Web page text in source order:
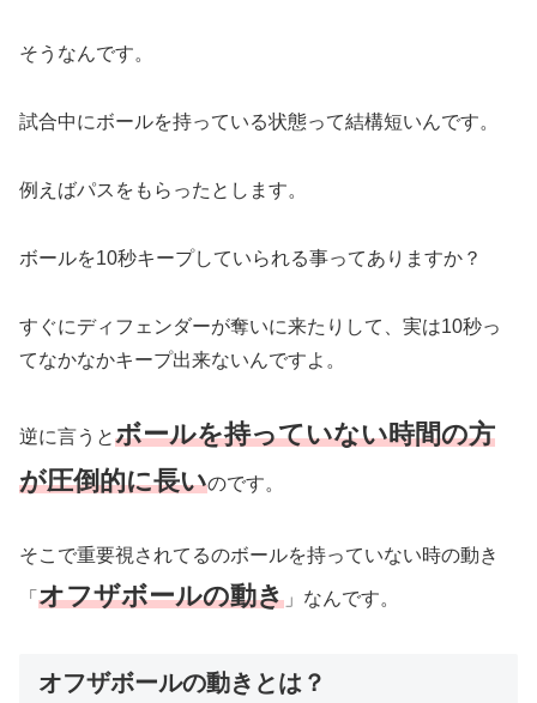
そうなんです。
試合中にボールを持っている状態って結構短いんです。
例えばパスをもらったとします。
ボールを10秒キープしていられる事ってありますか？
すぐにディフェンダーが奪いに来たりして、実は10秒っ
てなかなかキープ出来ないんですよ。
逆に言うとボールを持っていない時間の方
が圧倒的に長いのです。
そこで重要視されてるのボールを持っていない時の動き
「 オフザボールの動き 」なんです。
オフザボールの動きとは？